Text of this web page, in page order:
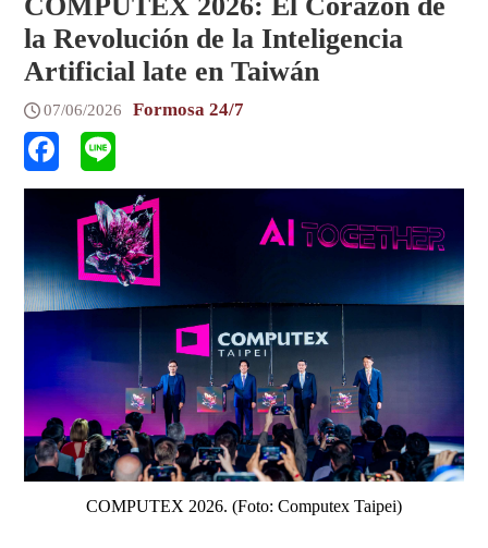
la Revolución de la Inteligencia
Artificial late en Taiwán
07/06/2026 Formosa 24/7
COMPUTEX 2026. (Foto: Computex Taipei)